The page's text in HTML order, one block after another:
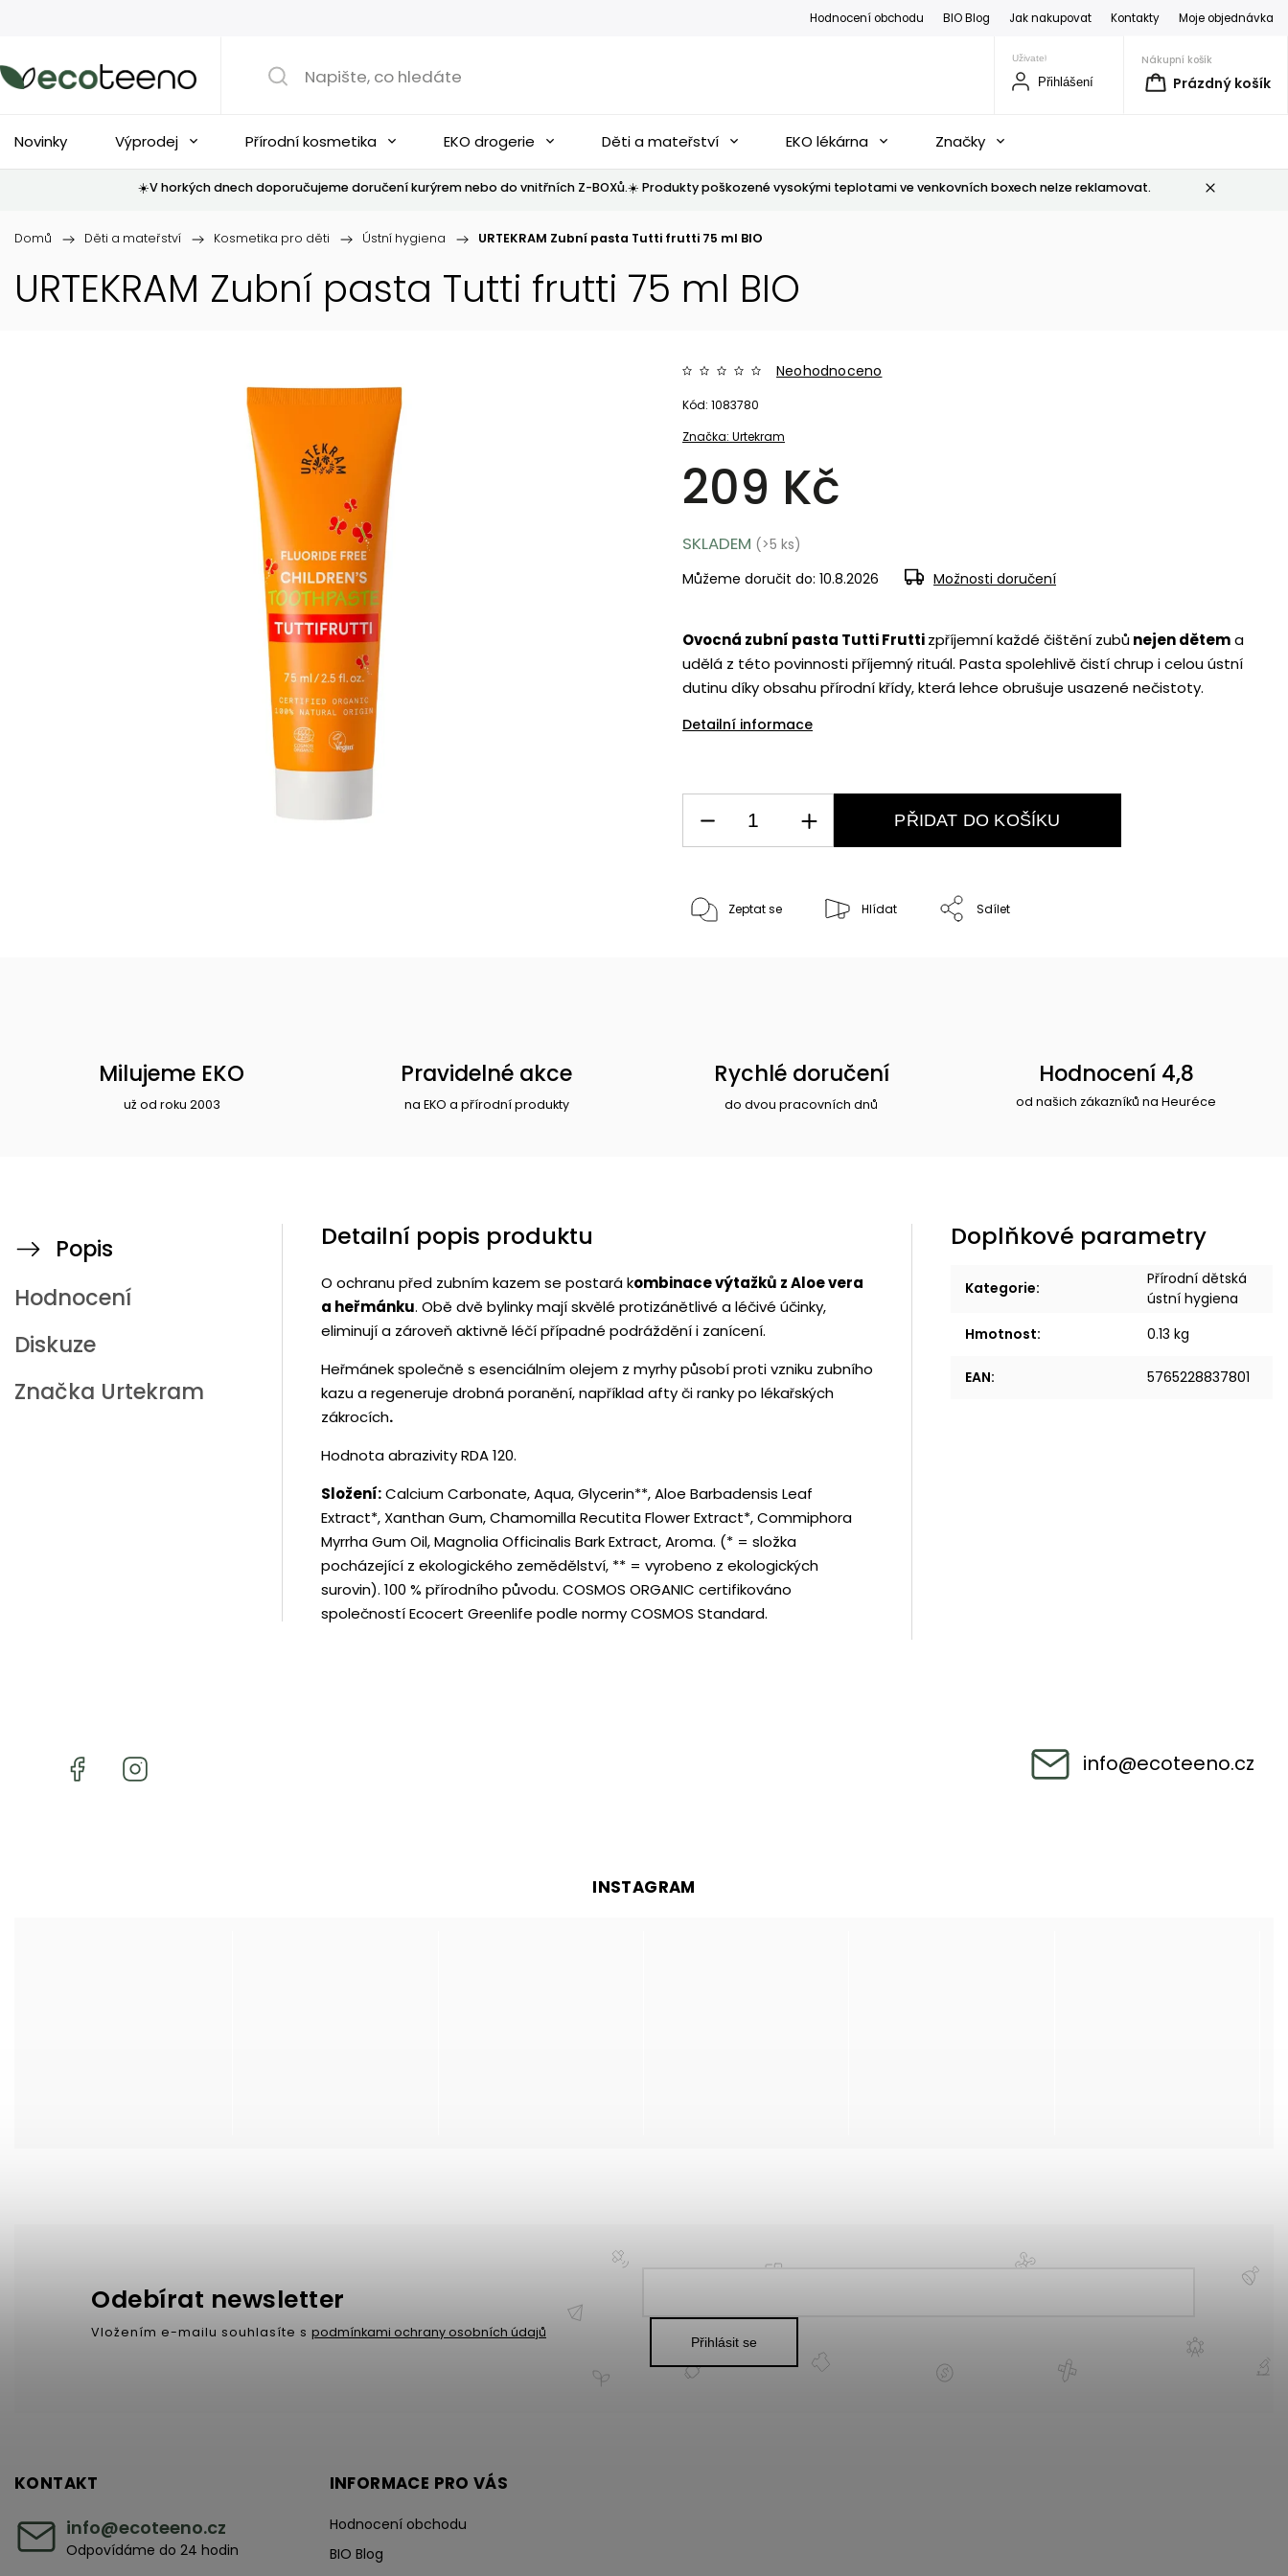
Hodnocení obchodu BIO Blog Jak nakupovat Kontakty Moje objednávka
Nákupní košík
Prázdný košík
Přihlášení
Novinky Výprodej Přírodní kosmetika EKO drogerie Děti a mateřství EKO lékárna Značky
☀️V horkých dnech doporučujeme doručení kurýrem nebo do vnitřních Z-BOXů.☀️ Produkty poškozené vysokými teplotami ve venkovních boxech nelze reklamovat.
Domů / Děti a mateřství / Kosmetika pro děti / Ústní hygiena / URTEKRAM Zubní pasta Tutti frutti 75 ml BIO
URTEKRAM Zubní pasta Tutti frutti 75 ml BIO
Značka:Urtekram
Neohodnoceno
209 Kč
Kód: 1083780
Ovocná zubní pasta Tutti Fruttizpříjemní každé čištění zubůnejen dětema
udělá z této povinnosti příjemný rituál. Pasta spolehlivě čistí chrup i celou ústní
dutinu díky obsahu přírodní křídy, která lehce obrušuje usazené nečistoty.
Detailní informace
SKLADEM (>5 ks)
Můžeme doručit do: 10.8.2026 Možnosti doručení
PŘIDAT DO KOŠÍKU
Zeptat se Hlídat Sdílet
Milujeme EKO
už od roku 2003
Pravidelné akce
na EKO a přírodní produkty
Rychlé doručení
do dvou pracovních dnů
Hodnocení 4,8
od našich zákazníků na Heuréce
Popis
Hodnocení
Diskuze
Značka Urtekram
Detailní popis produktu
O ochranu před zubním kazem se postará kombinace výtažků z Aloe vera
a heřmánku. Obě dvě bylinky mají skvělé protizánětlivé a léčivé účinky,
eliminují a zároveň aktivně léčí případné podráždění i zanícení.
Heřmánek společně s esenciálním olejem z myrhy působí proti vzniku zubního
kazu a regeneruje drobná poranění, například afty či ranky po lékařských
zákrocích.
Hodnota abrazivity RDA 120.
Složení:Calcium Carbonate, Aqua, Glycerin**, Aloe Barbadensis Leaf
Extract*, Xanthan Gum, Chamomilla Recutita Flower Extract*, Commiphora
Myrrha Gum Oil, Magnolia Officinalis Bark Extract, Aroma. (* = složka
pocházející z ekologického zemědělství, ** = vyrobeno z ekologických
surovin). 100 % přírodního původu. COSMOS ORGANIC certifikováno
společností Ecocert Greenlife podle normy COSMOS Standard.
Doplňkové parametry
Kategorie:
Přírodní dětská
ústní hygiena
Hmotnost: 0.13 kg
EAN: 5765228837801
info@ecoteeno.cz
INSTAGRAM
KONTAKT
info@ecoteeno.cz
Odpovídáme do 24 hodin
Odebírat newsletter
Vložením e-mailu souhlasíte s podmínkami ochrany osobních údajů
Přihlásit se
INFORMACE PRO VÁS
Hodnocení obchodu
BIO Blog